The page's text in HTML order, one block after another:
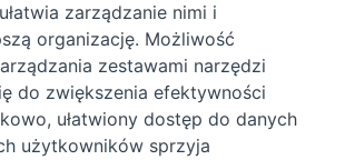
zarządzanie nimi i
organizację. Możliwość
zestawami narzędzi
do zwiększenia efektywności
ułatwiony dostęp do danych
użytkowników sprzyja